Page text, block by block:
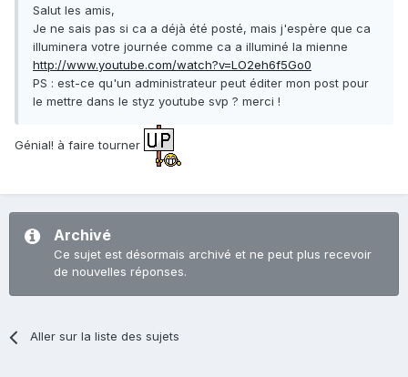
Salut les amis,
Je ne sais pas si ca a déjà été posté, mais j'espère que ca
illuminera votre journée comme ca a illuminé la mienne
http://www.youtube.com/watch?v=LO2eh6f5Go0
PS : est-ce qu'un administrateur peut éditer mon post pour
le mettre dans le styz youtube svp ? merci !
Génial! à faire tourner
Archivé
Ce sujet est désormais archivé et ne peut plus recevoir
de nouvelles réponses.
Aller sur la liste des sujets